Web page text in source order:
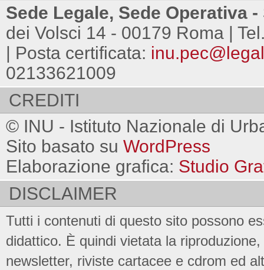
Sede Legale, Sede Operativa
dei Volsci 14 - 00179 Roma |
| Posta certificata:
02133621009
CREDITI
© INU - Istituto Nazionale di
Sito basato su WordPress
Elaborazione grafica: Studio
DISCLAIMER
Tutti i contenuti di questo sito possono
didattico. È quindi vietata la
newsletter, riviste cartacee e cdrom ed